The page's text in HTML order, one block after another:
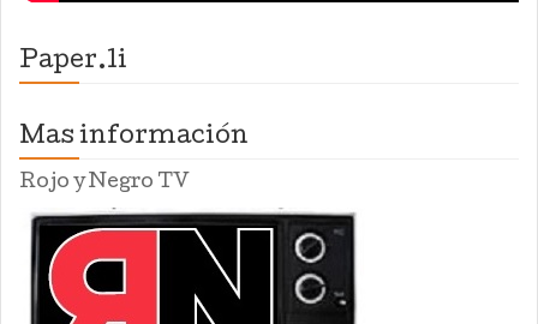
Paper.li
Mas información
Rojo y Negro TV